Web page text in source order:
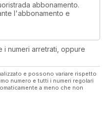
abbonamento.
l'abbonamento e
i numeri arretrati, oppure
e possono variare rispetto
numero e tutti i numeri regolari
a meno che non